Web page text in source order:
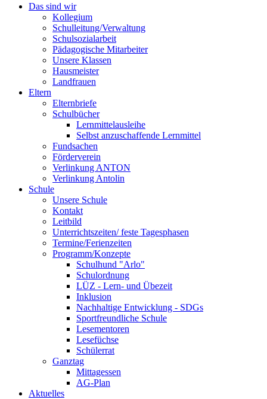
Das sind wir
Kollegium
Schulleitung/Verwaltung
Schulsozialarbeit
Pädagogische Mitarbeiter
Unsere Klassen
Hausmeister
Landfrauen
Eltern
Elternbriefe
Schulbücher
Lernmittelausleihe
Selbst anzuschaffende Lernmittel
Fundsachen
Förderverein
Verlinkung ANTON
Verlinkung Antolin
Schule
Unsere Schule
Kontakt
Leitbild
Unterrichtszeiten/ feste Tagesphasen
Termine/Ferienzeiten
Programm/Konzepte
Schulhund "Arlo"
Schulordnung
LÜZ - Lern- und Übezeit
Inklusion
Nachhaltige Entwicklung - SDGs
Sportfreundliche Schule
Lesementoren
Lesefüchse
Schülerrat
Ganztag
Mittagessen
AG-Plan
Aktuelles